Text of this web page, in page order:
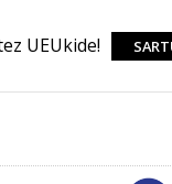
UEUkide!